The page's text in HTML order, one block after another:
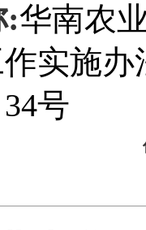
:华南农
实施
34号